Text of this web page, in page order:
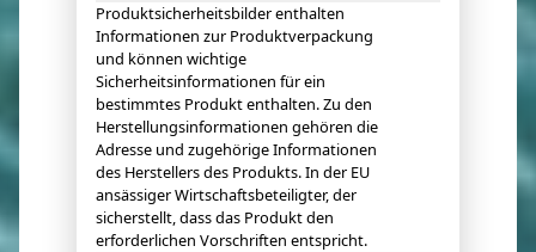
Produktsicherheitsbilder enthalten
Informationen zur Produktverpackung
und können wichtige
Sicherheitsinformationen für ein
bestimmtes Produkt enthalten. Zu den
Herstellungsinformationen gehören die
Adresse und zugehörige Informationen
des Herstellers des Produkts. In der EU
ansässiger Wirtschaftsbeteiligter, der
sicherstellt, dass das Produkt den
erforderlichen Vorschriften entspricht.